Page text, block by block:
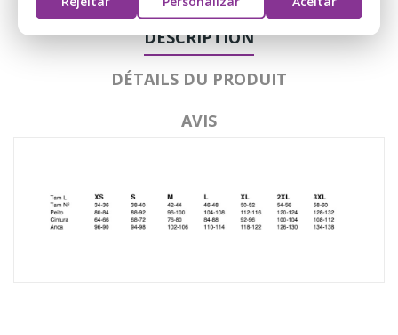
DESCRIPTION
DÉTAILS DU PRODUIT
AVIS